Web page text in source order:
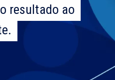
resultado ao
resultado ao